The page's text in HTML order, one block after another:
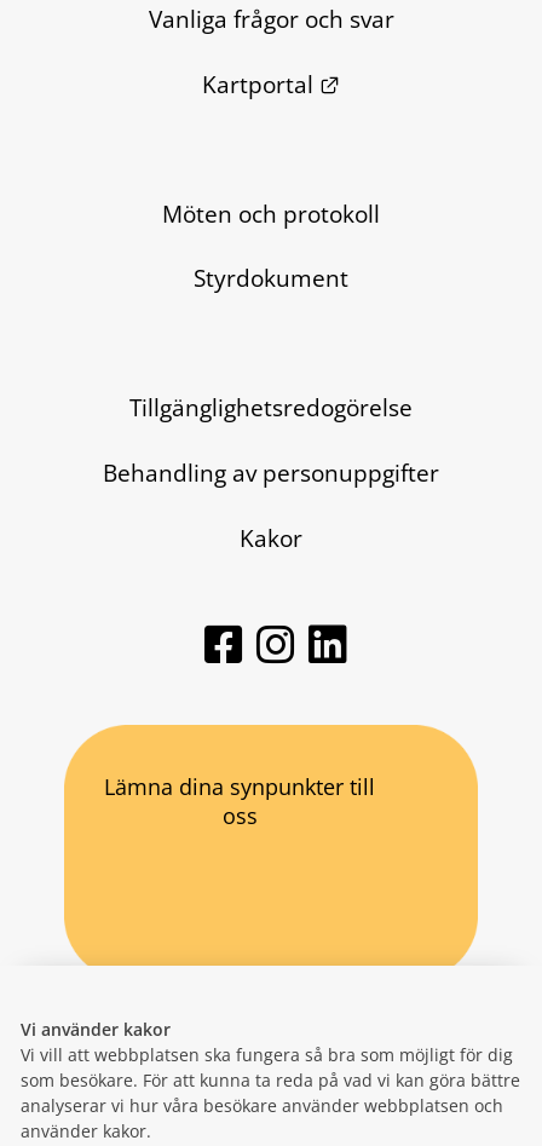
Vi använder kakor
Vi vill att webbplatsen ska fungera så bra som möjligt för dig
som besökare. För att kunna ta reda på vad vi kan göra bättre
analyserar vi hur våra besökare använder webbplatsen och
använder kakor.
Vanliga frågor och svar
Kartportal
Länk till annan
Möten och protokoll
Styrdokument
Tillgänglighetsredogörelse
Behandling av personuppgifter
Kakor
Lämna dina synpunkter till
oss